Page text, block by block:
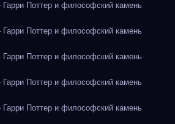
Поттер и философский камень
Поттер и философский камень
Поттер и философский камень
Поттер и философский камень
Поттер и философский камень